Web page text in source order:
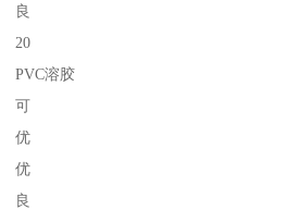
良
20
PVC溶胶
可
优
优
良